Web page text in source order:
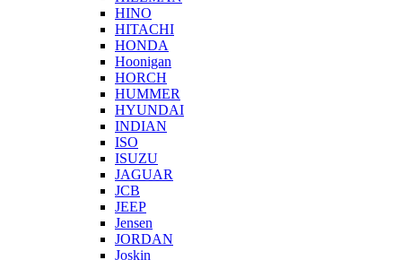
HINO
HITACHI
HONDA
Hoonigan
HORCH
HUMMER
HYUNDAI
INDIAN
ISO
ISUZU
JAGUAR
JCB
JEEP
Jensen
JORDAN
Joskin